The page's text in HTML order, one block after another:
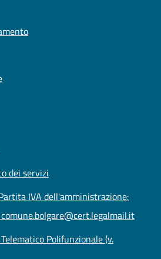
dei servizi
IVA dell'amministrazione:
Polifunzionale (v.